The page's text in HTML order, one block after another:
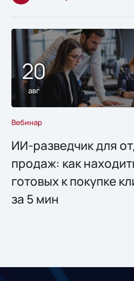
20
авг
Вебинар
ИИ-разведчик для
продаж: как
готовых к покупке
за 5 мин